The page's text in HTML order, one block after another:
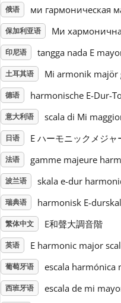
俄语 ми гармоническая
保加利亚语 Ми
印尼语 tangga nada E
土耳其语 Mi armonik majör
德语 harmonische E-Dur-
意大利语 scala di Mi
日语 E ハーモニックメジャ
法语 gamme majeure
波兰语 skala e-dur
瑞典语 harmonisk E-
繁体中文 E和聲大調音階
英语 E harmonic major
葡萄牙语 escala harmónica
西班牙语 escala de mi